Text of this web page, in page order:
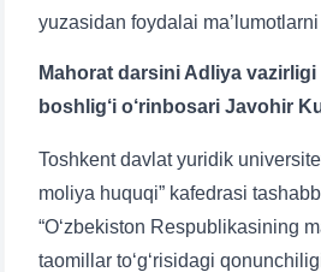
yuzasidan foydalai
Mahorat darsini Adliya
boshlig‘i o‘rinbosari Javohir
Toshkent davlat yuridik
moliya huquqi” kafedrasi
“O‘zbekiston Respublikasining
taomillar to‘g‘risidagi